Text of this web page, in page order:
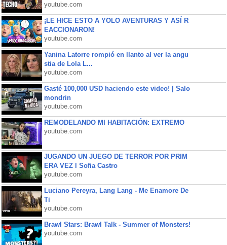
youtube.com
¡LE HICE ESTO A YOLO AVENTURAS Y ASÍ R
EACCIONARON!
youtube.com
Yanina Latorre rompió en llanto al ver la angu
stia de Lola L...
youtube.com
Gasté 100,000 USD haciendo este video! | Salo
mondrin
youtube.com
REMODELANDO MI HABITACIÓN: EXTREMO
youtube.com
JUGANDO UN JUEGO DE TERROR POR PRIM
ERA VEZ l Sofia Castro
youtube.com
Luciano Pereyra, Lang Lang - Me Enamore De
Ti
youtube.com
Brawl Stars: Brawl Talk - Summer of Monsters!
youtube.com